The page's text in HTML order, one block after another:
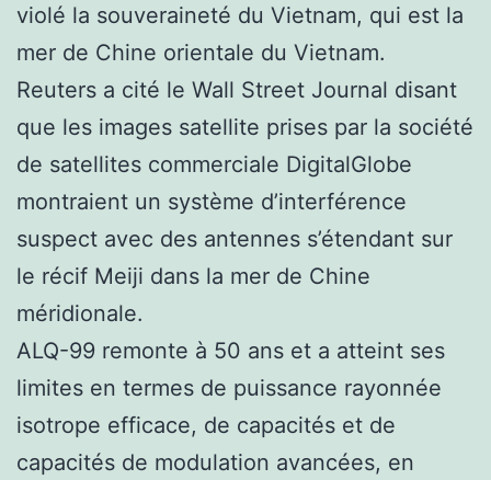
violé la souveraineté du Vietnam, qui est la
mer de Chine orientale du Vietnam.
Reuters a cité le Wall Street Journal disant
que les images satellite prises par la société
de satellites commerciale DigitalGlobe
montraient un système d’interférence
suspect avec des antennes s’étendant sur
le récif Meiji dans la mer de Chine
méridionale.
ALQ-99 remonte à 50 ans et a atteint ses
limites en termes de puissance rayonnée
isotrope efficace, de capacités et de
capacités de modulation avancées, en